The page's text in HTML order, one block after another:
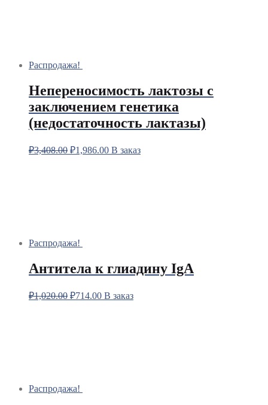
Распродажа!
Непереносимость лактозы с
заключением генетика
(недостаточность лактазы)
₽3,408.00 ₽1,986.00 В заказ
Распродажа!
Антитела к глиадину IgA
₽1,020.00 ₽714.00 В заказ
Распродажа!